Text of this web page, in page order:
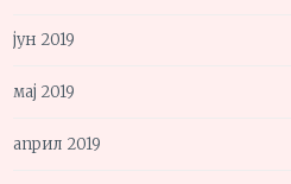
јун 2019
мај 2019
април 2019